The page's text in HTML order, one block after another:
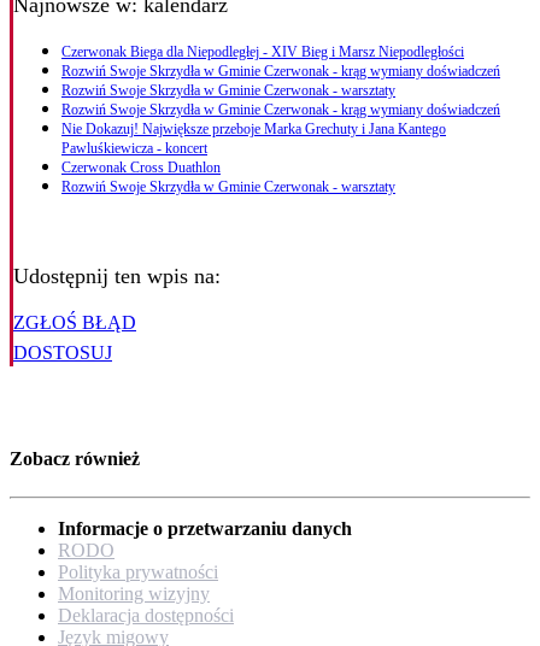
Najnowsze w: kalendarz
Czerwonak Biega dla Niepodległej - XIV Bieg i Marsz Niepodległości
Rozwiń Swoje Skrzydła w Gminie Czerwonak - krąg wymiany doświadczeń
Rozwiń Swoje Skrzydła w Gminie Czerwonak - warsztaty
Rozwiń Swoje Skrzydła w Gminie Czerwonak - krąg wymiany doświadczeń
Nie Dokazuj! Największe przeboje Marka Grechuty i Jana Kantego
Pawluśkiewicza - koncert
Czerwonak Cross Duathlon
Rozwiń Swoje Skrzydła w Gminie Czerwonak - warsztaty
Udostępnij ten wpis na:
ZGŁOŚ BŁĄD
DOSTOSUJ
Zobacz również
Informacje o przetwarzaniu danych
RODO
Polityka prywatności
Monitoring wizyjny
Deklaracja dostępności
Język migowy